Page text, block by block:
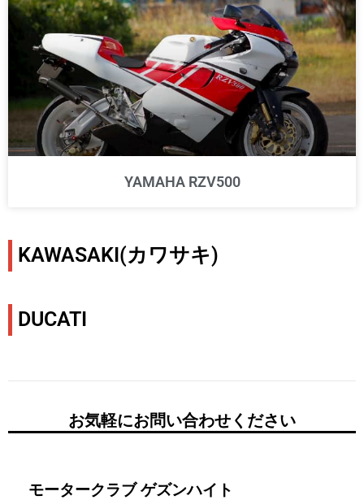
YAMAHA RZV500
KAWASAKI(カワサキ)
DUCATI
お気軽にお問い合わせください
モータークラブ ゲズンハイト